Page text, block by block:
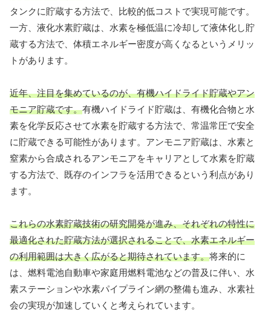
タンクに貯蔵する方法で、比較的低コストで実現可能です。
一方、液化水素貯蔵は、水素を極低温に冷却して液体化し貯
蔵する方法で、体積エネルギー密度が高くなるというメリッ
トがあります。
近年、注目を集めているのが、有機ハイドライド貯蔵やアン
モニア貯蔵です。有機ハイドライド貯蔵は、有機化合物と水
素を化学反応させて水素を貯蔵する方法で、常温常圧で安全
に貯蔵できる可能性があります。アンモニア貯蔵は、水素と
窒素から合成されるアンモニアをキャリアとして水素を貯蔵
する方法で、既存のインフラを活用できるという利点があり
ます。
これらの水素貯蔵技術の研究開発が進み、それぞれの特性に
最適化された貯蔵方法が選択されることで、水素エネルギー
の利用範囲は大きく広がると期待されています。将来的に
は、燃料電池自動車や家庭用燃料電池などの普及に伴い、水
素ステーションや水素パイプライン網の整備も進み、水素社
会の実現が加速していくと考えられています。